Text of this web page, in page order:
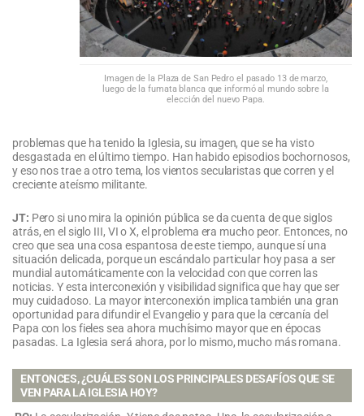
Imagen de la Plaza de San Pedro el pasado 13 de marzo,
luego de la fumata blanca que informó al mundo sobre la
elección del nuevo Papa.
problemas que ha tenido la Iglesia, su imagen, que se ha visto
desgastada en el último tiempo. Han habido episodios bochornosos,
y eso nos trae a otro tema, los vientos secularistas que corren y el
creciente ateísmo militante.
JT: Pero si uno mira la opinión pública se da cuenta de que siglos
atrás, en el siglo III, VI o X, el problema era mucho peor. Entonces, no
creo que sea una cosa espantosa de este tiempo, aunque sí una
situación delicada, porque un escándalo particular hoy pasa a ser
mundial automáticamente con la velocidad con que corren las
noticias. Y esta interconexión y visibilidad significa que hay que ser
muy cuidadoso. La mayor interconexión implica también una gran
oportunidad para difundir el Evangelio y para que la cercanía del
Papa con los fieles sea ahora muchísimo mayor que en épocas
pasadas. La Iglesia será ahora, por lo mismo, mucho más romana.
ENTONCES, ¿CUÁLES SON LOS PRINCIPALES DESAFÍOS QUE SE
VEN PARA LA IGLESIA HOY?